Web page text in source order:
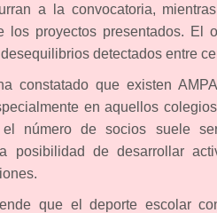
a la convocatoria,
los proyectos presentados. El
detectados entre
constatado que existen
en aquellos
el número de socios suele
posibilidad de desarrollar
que el deporte escolar